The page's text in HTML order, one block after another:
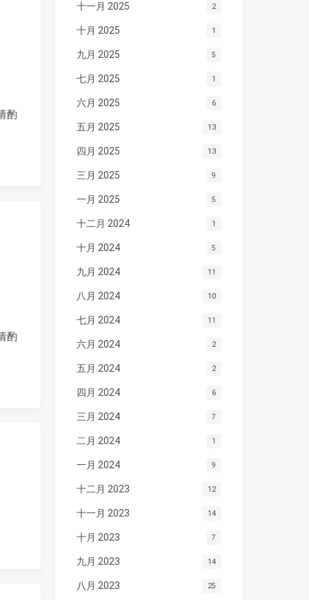
酌
酌
十一月 2025 2
十月 2025 1
九月 2025 5
七月 2025 1
六月 2025 6
五月 2025 13
四月 2025 13
三月 2025 9
一月 2025 5
十二月 2024 1
十月 2024 5
九月 2024 11
八月 2024 10
七月 2024 11
六月 2024 2
五月 2024 2
四月 2024 6
三月 2024 7
二月 2024 1
一月 2024 9
十二月 2023 12
十一月 2023 14
十月 2023 7
九月 2023 14
八月 2023 25